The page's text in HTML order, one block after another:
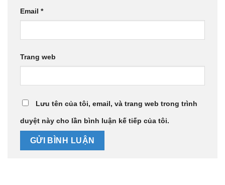
Email *
Trang web
Lưu tên của tôi, email, và trang web trong trình
duyệt này cho lần bình luận kế tiếp của tôi.